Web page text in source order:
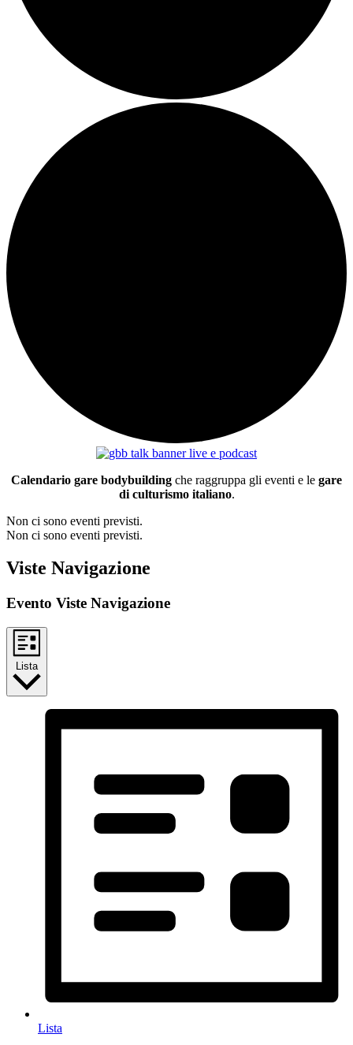
Calendario gare bodybuilding che raggruppa gli eventi e le gare
di culturismo italiano.
Non ci sono eventi previsti.
Non ci sono eventi previsti.
Viste Navigazione
Evento Viste Navigazione
Lista
Lista